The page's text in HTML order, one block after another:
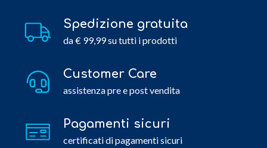
Spedizione gratuita
da € 99,99 su tutti i prodotti
Customer Care
assistenza pre e post vendita
Pagamenti sicuri
certificati di pagamenti sicuri